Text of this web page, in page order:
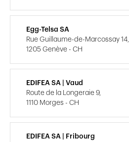
Egg-Telsa SA
Rue Guillaume-de-Marcossay 14,
1205 Genève - CH
EDIFEA SA | Vaud
Route de la Longeraie 9,
1110 Morges - CH
EDIFEA SA | Fribourg